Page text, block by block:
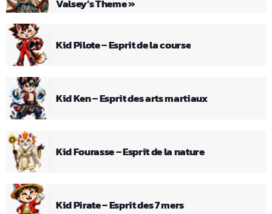
Valsey’s Theme »
Kid Pilote – Esprit de la course
Kid Ken – Esprit des arts martiaux
Kid Fourasse – Esprit de la nature
Kid Pirate – Esprit des 7 mers